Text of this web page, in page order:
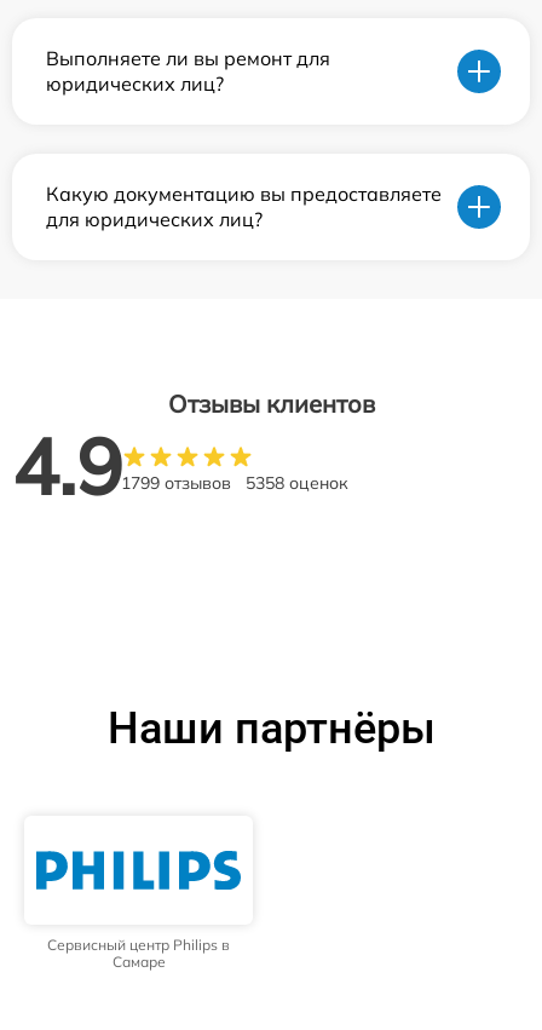
Выполняете ли вы ремонт для
юридических лиц?
Какую документацию вы предоставляете
для юридических лиц?
Отзывы клиентов
4.91799 отзывов 5358 оценок
Наши партнёры
Сервисный центр Philips в
Самаре